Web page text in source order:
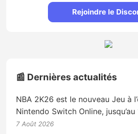
Rejoindre le
📰 Dernières actualités
NBA 2K26 est le nouveau Jeu à
Nintendo Switch Online, jusqu’au
7 Août 2026